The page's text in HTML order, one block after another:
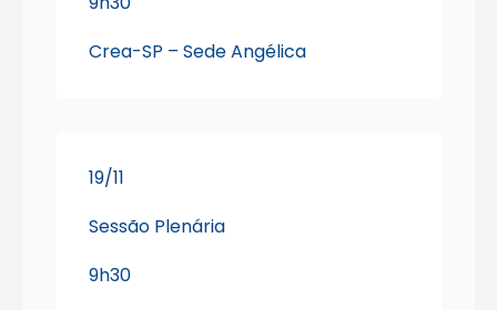
Crea-SP – Sede Angélica
19/11
Sessão Plenária
9h30